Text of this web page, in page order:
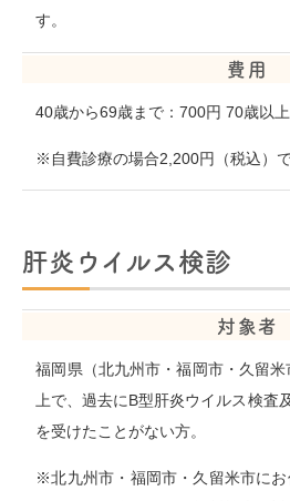
す。
費用
40歳から69歳まで：700円 70歳以
※自費診療の場合2,200円（税込）で
肝炎ウイルス検診
対象者
福岡県（北九州市・福岡市・久留
上で、過去にB型肝炎ウイルス検査
を受けたことがない方。
※北九州市・福岡市・久留米市に